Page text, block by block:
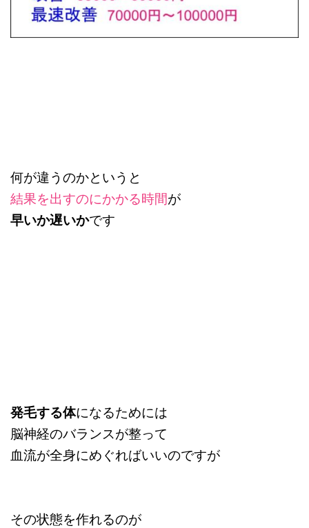
何が違うのかというと
結果を出すのにかかる時間が
早いか遅いかです
発毛する体になるためには
脳神経のバランスが整って
血流が全身にめぐればいいのですが
その状態を作れるのが